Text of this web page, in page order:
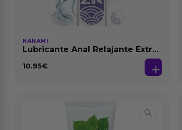
NANAMI
Lubricante Anal Relajante Extra
10.95€